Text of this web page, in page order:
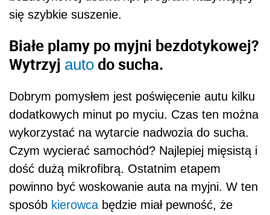
się szybkie suszenie.
Białe plamy po myjni bezdotykowej?
Wytrzyj auto do sucha.
Dobrym pomysłem jest poświęcenie autu kilku
dodatkowych minut po myciu. Czas ten można
wykorzystać na wytarcie nadwozia do sucha.
Czym wycierać samochód? Najlepiej mięsistą i
dość dużą mikrofibrą. Ostatnim etapem
powinno być woskowanie auta na myjni. W ten
sposób kierowca będzie miał pewność, że